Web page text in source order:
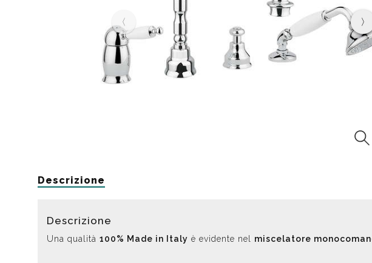
Quadrate
Soffioni speciali
Idrogetti
Soffioni
Da Appoggio
Descrizione
Descrizione
Una qualità 100% Made in Italy è evidente nel miscelatore